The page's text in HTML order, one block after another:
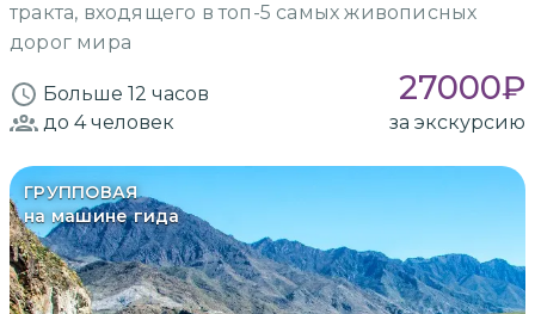
тракта, входящего в топ-5 самых живописных
дорог мира
Больше 12 часов 27000₽
до 4человек за экскурсию
ГРУППОВАЯ
на машине гида